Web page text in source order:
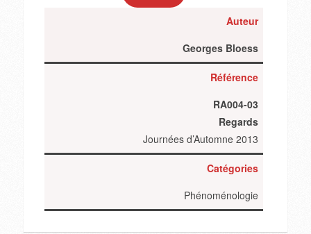
Auteur
Georges Bloess
Référence
RA004-03
Regards
Journées d’Automne 2013
Catégories
Phénoménologie